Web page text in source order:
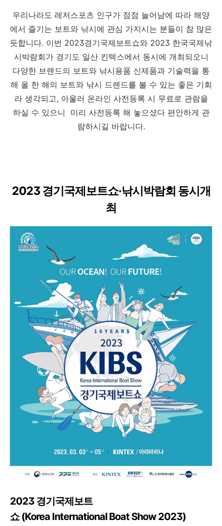
우리나라도 레저스포츠 인구가 점점 늘어남에 따라 해양
에서 즐기는 보트와 낚시에 관심 가지시는 분들이 참 많은
듯합니다. 이번 2023경기국제보트쇼와 2023 한국국제낚
시박람회가 경기도 일산 킨텍스에서 동시에 개최되오니
다양한 브랜드의 보트와 낚시용품 신제품과 기술력을 통
해 올 한 해의 보트와 낚시 드렌드를 볼 수 있는 좋은 기회
라 생각되고, 아울러 온라인 사전등록 시 무료로 관람을
하실 수 있으니 미리 사전등록 해 놓으셨다 편안하게 관
람하시길 바랍니다.
2023 경기국제보트쇼·낚시박람회 동시개
최
2023 경기국제보트
쇼 (Korea International Boat Show 2023)